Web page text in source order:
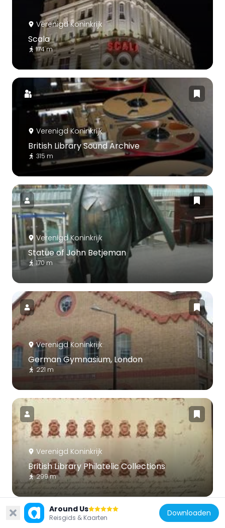
Verenigd Koninkrijk
Scala
174 m
Verenigd Koninkrijk
British Library Sound Archive
315 m
Verenigd Koninkrijk
Statue of John Betjeman
170 m
Verenigd Koninkrijk
German Gymnasium, London
221 m
Verenigd Koninkrijk
British Library Philatelic Collections
299 m
Around Us
Reisgids & Kaarten Downloaden